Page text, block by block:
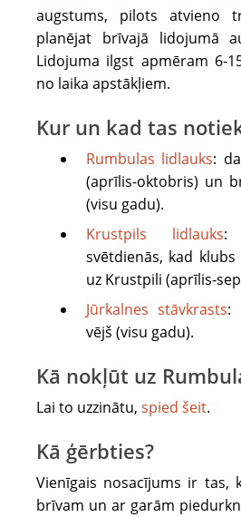
apavi
bez
papēža
un
kas
nosedz
kājas
un
rokas
garumā.
Līdzi
obligāti
jāņem
labs
garstāvoklis!
:)
augstums, pilots atvieno
planējat brīvajā lidojumā
Lidojuma ilgst apmēram 6-
no laika apstākļiem.
Kur un kad tas
Rumbulas lidlauks:
(aprīlis-oktobris) un
(visu gadu).
Krustpils lidlauks:
svētdienās, kad
uz Krustpili (aprīlis-
Jūrkalnes stāvkrasts:
vējš (visu gadu).
Kā nokļūt uz
Lai to uzzinātu, spied šeit.
Kā ģērbties?
Vienīgais nosacījums ir tas,
brīvam un ar garām